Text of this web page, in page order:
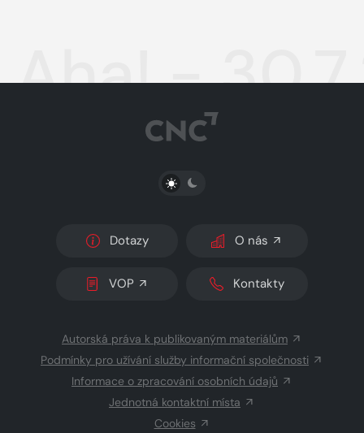
Aha! -
PŘEPNOUT SVĚTLÝ/TMAVÝ REŽIM
Dotazy O nás
VOP Kontakty
Autorská práva k publikovaným materiálům
Podmínky pro užívání služby informační společnosti
Informace o zpracování osobních údajů
Jednotná kontaktní místa
Cookies